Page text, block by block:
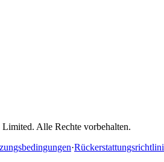
Alle Rechte vorbehalten.
·